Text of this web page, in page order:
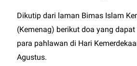
Dikutip dari laman Bimas Islam
(Kemenag) berikut doa yang
para pahlawan di Hari
Agustus.